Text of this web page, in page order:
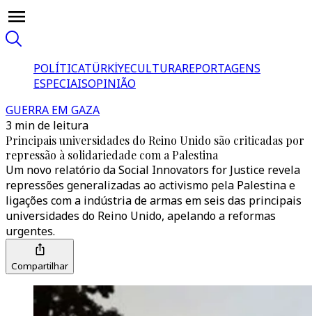
POLÍTICATÜRKİYECULTURAREPORTAGENS
ESPECIAISOPINIÃO
GUERRA EM GAZA
3 min de leitura
Principais universidades do Reino Unido são criticadas por
repressão à solidariedade com a Palestina
Um novo relatório da Social Innovators for Justice revela
repressões generalizadas ao activismo pela Palestina e
ligações com a indústria de armas em seis das principais
universidades do Reino Unido, apelando a reformas
urgentes.
Compartilhar